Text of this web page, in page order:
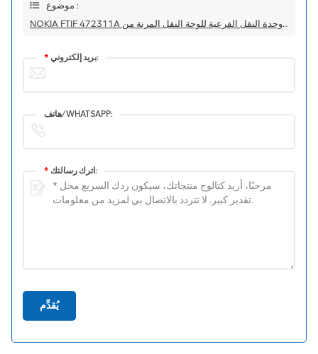
موضوع :
NOKIA FTIF 472311A وحدة النقل الفرعية للوحة النقل المرنة من Nokia
* بريد إلكتروني:
هاتف/WHATSAPP:
* اترك رسالتك:
يُقدِّم